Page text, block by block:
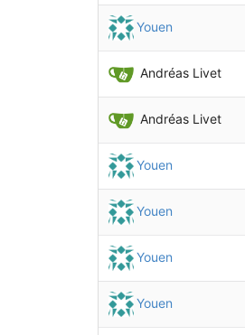
Youen
Andréas Livet
Andréas Livet
Youen
Youen
Youen
Youen